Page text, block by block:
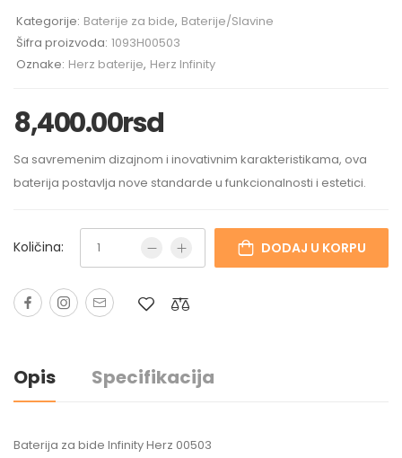
Kategorije: Baterije za bide, Baterije/Slavine
Šifra proizvoda: 1093H00503
Oznake: Herz baterije, Herz Infinity
8,400.00rsd
Sa savremenim dizajnom i inovativnim karakteristikama, ova
baterija postavlja nove standarde u funkcionalnosti i estetici.
Količina: DODAJ U KORPU
Opis Specifikacija
Baterija za bide Infinity Herz 00503